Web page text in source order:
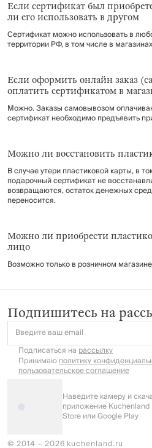
Если сертификат был
ли его использовать в другом
Сертификат можно использовать в
территории РФ, в том числе в
Если оформить онлайн заказ
оплатить сертификатом в
Можно. Заказы самовывозом
сертификат необходимо предъявить
Можно ли восстановить
В случае утери пластиковой карты, в
подарочный сертификат не
возвращаются, остаток денежных
переносится.
Можно ли приобрести
лицо
Возможно только в розничном
Подпишитесь на
Введите ваш email
Подписаться на рассылку
Принимаюполитику
пользовательское соглашение
Наведите камеру и
приложение Kuchenland
Store или Google Play
© 2014 – 2026 kuchenland.ru